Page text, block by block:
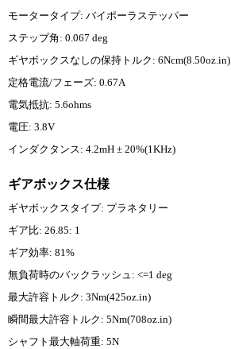
モータータイプ: バイポーラステッパー
ステップ角: 0.067 deg
ギヤボックスなしの保持トルク: 6Ncm(8.50oz.in)
定格電流/フェーズ: 0.67A
電気抵抗: 5.6ohms
電圧: 3.8V
インダクタンス: 4.2mH ± 20%(1KHz)
ギアボックス仕様
ギヤボックスタイプ: プラネタリー
ギア比: 26.85: 1
ギア効率: 81%
無負荷時のバックラッシュ: <=1 deg
最大許容トルク: 3Nm(425oz.in)
瞬間最大許容トルク: 5Nm(708oz.in)
シャフト最大軸荷重: 5N